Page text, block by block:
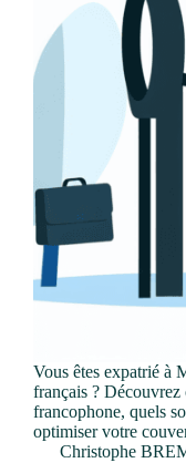
Vous êtes expatrié à
français ?
francophone, quels
optimiser votre
Christophe